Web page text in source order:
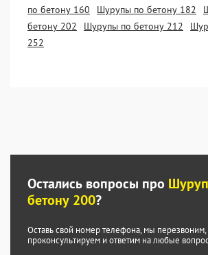
по бетону 160
Шурупы по бетону 182
бетону 202
Шурупы по бетону 212
252
Остались вопросы про
бетону 200?
Оставь свой номер телефона, мы перезвоним,
проконсультируем и ответим на любые